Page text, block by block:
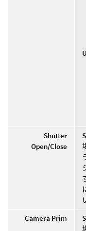
Shutter
Open/Close
Camera Prim